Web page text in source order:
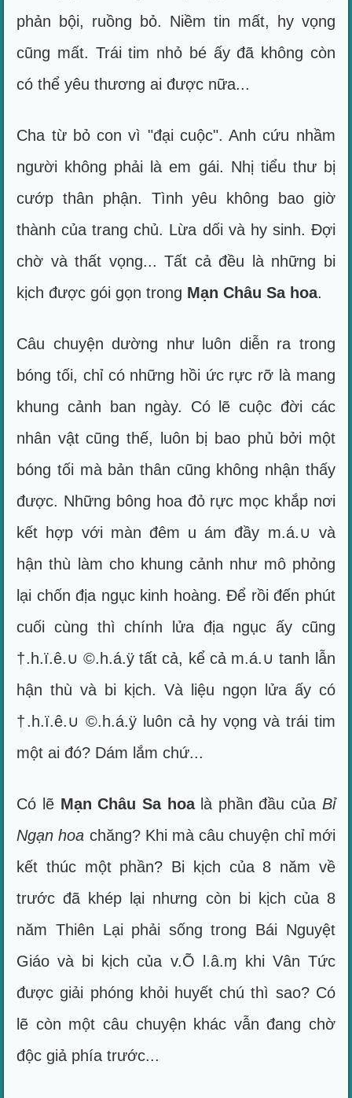
phản bội, ruồng bỏ. Niềm tin mất, hy vọng
cũng mất. Trái tim nhỏ bé ấy đã không còn
có thể yêu thương ai được nữa...
Cha từ bỏ con vì "đại cuộc". Anh cứu nhầm
người không phải là em gái. Nhị tiểu thư bị
cướp thân phận. Tình yêu không bao giờ
thành của trang chủ. Lừa dối và hy sinh. Đợi
chờ và thất vọng... Tất cả đều là những bi
kịch được gói gọn trong Mạn Châu Sa hoa.
Câu chuyện dường như luôn diễn ra trong
bóng tối, chỉ có những hồi ức rực rỡ là mang
khung cảnh ban ngày. Có lẽ cuộc đời các
nhân vật cũng thế, luôn bị bao phủ bởi một
bóng tối mà bản thân cũng không nhận thấy
được. Những bông hoa đỏ rực mọc khắp nơi
kết hợp với màn đêm u ám đầy m.á.∪ và
hận thù làm cho khung cảnh như mô phỏng
lại chốn địa ngục kinh hoàng. Để rồi đến phút
cuối cùng thì chính lửa địa ngục ấy cũng
†.h.ï.ê.∪ ©.h.á.ÿ tất cả, kể cả m.á.∪ tanh lẫn
hận thù và bi kịch. Và liệu ngọn lửa ấy có
†.h.ï.ê.∪ ©.h.á.ÿ luôn cả hy vọng và trái tim
một ai đó? Dám lắm chứ...
Có lẽ Mạn Châu Sa hoalà phần đầu của Bỉ
Ngạn hoa chăng? Khi mà câu chuyện chỉ mới
kết thúc một phần? Bi kịch của 8 năm về
trước đã khép lại nhưng còn bi kịch của 8
năm Thiên Lại phải sống trong Bái Nguyệt
Giáo và bi kịch của v.Õ l.â.ɱ khi Vân Tức
được giải phóng khỏi huyết chú thì sao? Có
lẽ còn một câu chuyện khác vẫn đang chờ
độc giả phía trước...